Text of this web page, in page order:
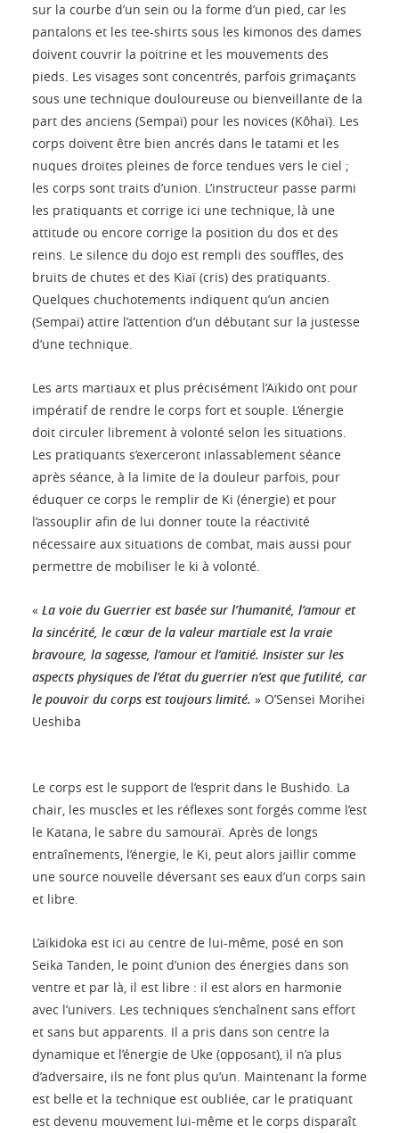
sur la courbe d’un sein ou la forme d’un pied, car les
pantalons et les tee-shirts sous les kimonos des dames
doivent couvrir la poitrine et les mouvements des
pieds. Les visages sont concentrés, parfois grimaçants
sous une technique douloureuse ou bienveillante de la
part des anciens (Sempaï) pour les novices (Kôhaï). Les
corps doivent être bien ancrés dans le tatami et les
nuques droites pleines de force tendues vers le ciel ;
les corps sont traits d’union. L’instructeur passe parmi
les pratiquants et corrige ici une technique, là une
attitude ou encore corrige la position du dos et des
reins. Le silence du dojo est rempli des souffles, des
bruits de chutes et des Kiaï (cris) des pratiquants.
Quelques chuchotements indiquent qu’un ancien
(Sempaï) attire l’attention d’un débutant sur la justesse
d’une technique.
Les arts martiaux et plus précisément l’Aïkido ont pour
impératif de rendre le corps fort et souple. L’énergie
doit circuler librement à volonté selon les situations.
Les pratiquants s’exerceront inlassablement séance
après séance, à la limite de la douleur parfois, pour
éduquer ce corps le remplir de Ki (énergie) et pour
l’assouplir afin de lui donner toute la réactivité
nécessaire aux situations de combat, mais aussi pour
permettre de mobiliser le ki à volonté.
« La voie du Guerrier est basée sur l’humanité, l’amour et
la sincérité, le cœur de la valeur martiale est la vraie
bravoure, la sagesse, l’amour et l’amitié. Insister sur les
aspects physiques de l’état du guerrier n’est que futilité, car
le pouvoir du corps est toujours limité. » O’Sensei Morihei
Ueshiba
Le corps est le support de l’esprit dans le Bushido. La
chair, les muscles et les réflexes sont forgés comme l’est
le Katana, le sabre du samouraï. Après de longs
entraînements, l’énergie, le Ki, peut alors jaillir comme
une source nouvelle déversant ses eaux d’un corps sain
et libre.
L’aïkidoka est ici au centre de lui-même, posé en son
Seika Tanden, le point d’union des énergies dans son
ventre et par là, il est libre : il est alors en harmonie
avec l’univers. Les techniques s’enchaînent sans effort
et sans but apparents. Il a pris dans son centre la
dynamique et l’énergie de Uke (opposant), il n’a plus
d’adversaire, ils ne font plus qu’un. Maintenant la forme
est belle et la technique est oubliée, car le pratiquant
est devenu mouvement lui-même et le corps disparaît